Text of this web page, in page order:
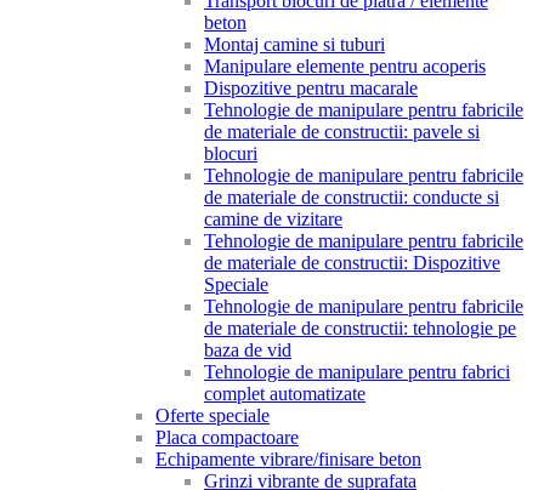
beton
Montaj camine si tuburi
Manipulare elemente pentru acoperis
Dispozitive pentru macarale
Tehnologie de manipulare pentru fabricile
de materiale de constructii: pavele si
blocuri
Tehnologie de manipulare pentru fabricile
de materiale de constructii: conducte si
camine de vizitare
Tehnologie de manipulare pentru fabricile
de materiale de constructii: Dispozitive
Speciale
Tehnologie de manipulare pentru fabricile
de materiale de constructii: tehnologie pe
baza de vid
Tehnologie de manipulare pentru fabrici
complet automatizate
Oferte speciale
Placa compactoare
Echipamente vibrare/finisare beton
Grinzi vibrante de suprafata